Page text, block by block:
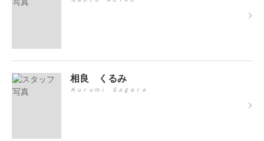
相良 くるみ
Ｋｕｒｕｍｉ Ｓａｇａｒａ